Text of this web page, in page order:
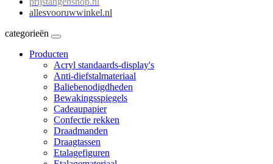
allesvooruwwinkel.nl
categorieën
Producten
Acryl standaards-display's
Anti-diefstalmateriaal
Baliebenodigdheden
Bewakingsspiegels
Cadeaupapier
Confectie rekken
Draadmanden
Draagtassen
Etalagefiguren